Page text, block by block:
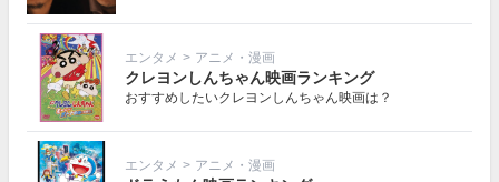
エンタメ > アニメ・漫画
クレヨンしんちゃん映画ランキング
おすすめしたいクレヨンしんちゃん映画は？
エンタメ > アニメ・漫画